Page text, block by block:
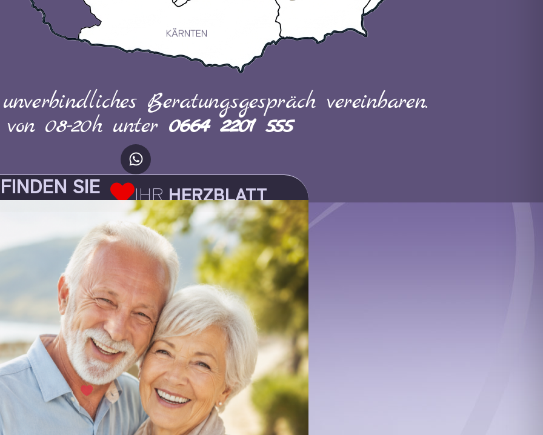
KÄRNTEN
Beratungsgespräch vereinbaren.
08-20h unter 0664 2201 555
FINDEN SIE IHRHERZBLATT